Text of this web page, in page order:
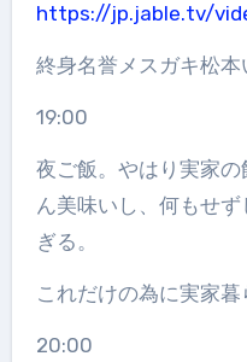
https://jp.jable.tv/
終身名誉メスガキ松本
19:00
夜ご飯。やはり実家
ん美味いし、何もせ
ぎる。
これだけの為に実家暮
20:00